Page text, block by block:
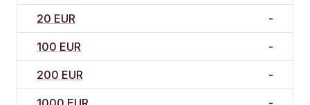
20 EUR -
100 EUR -
200 EUR -